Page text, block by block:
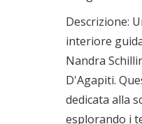
Descrizione:
interiore
Nandra
D'Agapiti.
dedicata alla
esplorando i